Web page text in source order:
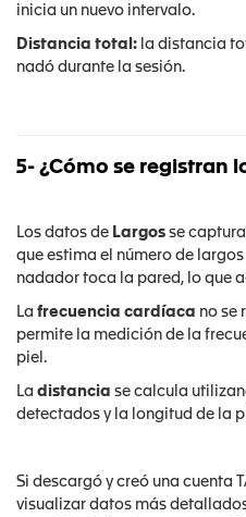
inicia un nuevo intervalo.
Distancia total: la distancia
nadó durante la sesión.
5- ¿Cómo se registran
Los datos de Largos se
que estima el número de
nadador toca la pared, lo que
La frecuencia cardíaca no se
permite la medición de la
piel.
La distancia se calcula
detectados y la longitud de la
Si descargó y creó una cuenta
visualizar datos más